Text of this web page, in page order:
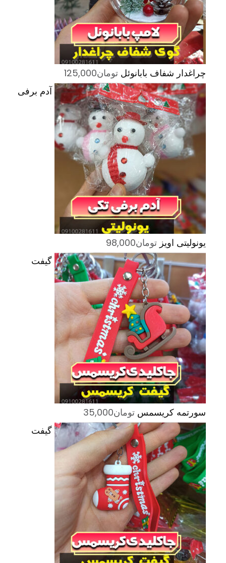
چراغدار شفاف بابانوئل تومان125,000
آدم برفی
یونولیتی اویز تومان98,000
گیفت
سورتمه کریسمس تومان35,000
گیفت